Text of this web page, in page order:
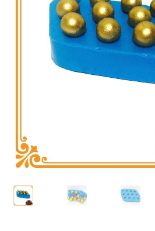
Manteiga
Óleos